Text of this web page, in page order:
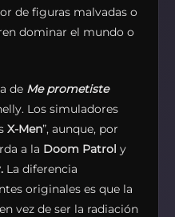
de figuras malvadas o
dominar el mundo o
de Me prometiste
Los simuladores
X-Men”, aunque, por
a la Doom Patrol y
La diferencia
originales es que la
vez de ser la radiación